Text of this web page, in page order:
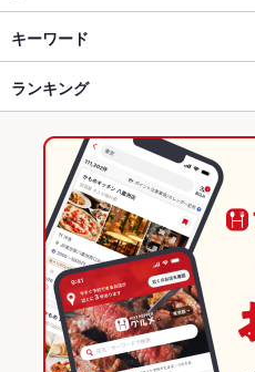
宇都宮 × 居酒屋
宇都宮 × 海鮮
宇都宮駅 × 居酒屋
宇都宮駅 × 海鮮
宇都宮駅東口 × 居酒屋
宇都宮駅東口 × 海鮮
栃木 × 居酒屋
栃木 × 海鮮
宇都宮駅
東武宇都宮駅
南宇都宮駅
キーワード
手羽先 からあげ
天ぷら 焼きそば レバー
ステーキ 餃子 焼売 チャーハン
ハラミステーキ 揚げ餃子 塩もつ鍋
ランキング
栃木のグルメランキング
栃木の居酒屋ランキング
栃木の海鮮ランキング
宇都宮のグルメランキング
宇都宮の居酒屋ランキング